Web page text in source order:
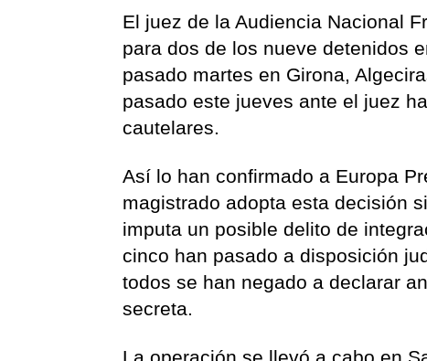
El juez de la Audiencia Nacional
para dos de los nueve detenidos
pasado martes en Girona,
pasado este jueves ante el juez
cautelares.
Así lo han confirmado a Europa
magistrado adopta esta decisión
imputa un posible delito de
cinco han pasado a disposición
todos se han negado a declarar
secreta.